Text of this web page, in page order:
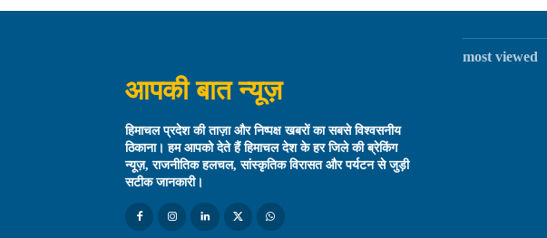
आपकी बात न्यूज़
हिमाचल प्रदेश की ताज़ा और निष्पक्ष खबरों का सबसे विश्वसनीय
ठिकाना। हम आपको देते हैं हिमाचल देश के हर जिले की ब्रेकिंग
न्यूज़, राजनीतिक हलचल, सांस्कृतिक विरासत और पर्यटन से जुड़ी
सटीक जानकारी।
most viewed